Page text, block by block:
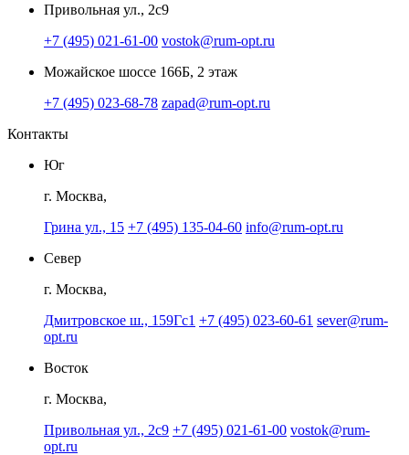
Привольная ул., 2с9
+7 (495) 021-61-00 vostok@rum-opt.ru
Можайское шоссе 166Б, 2 этаж
+7 (495) 023-68-78 zapad@rum-opt.ru
Контакты
Юг
г. Москва,
Грина ул., 15 +7 (495) 135-04-60 info@rum-opt.ru
Север
г. Москва,
Дмитровское ш., 159Гс1 +7 (495) 023-60-61 sever@rum-
opt.ru
Восток
г. Москва,
Привольная ул., 2с9 +7 (495) 021-61-00 vostok@rum-
opt.ru